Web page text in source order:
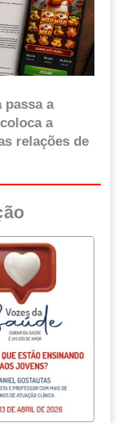
passa a
a
relações de